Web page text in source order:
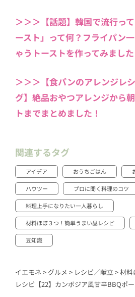
＞＞＞【話題】韓国で流行っ
ースト」って何？フライパン
ゃうトーストを作ってみました
＞＞＞【食パンのアレンジレ
グ】絶品おやつアレンジから
トまでまとめました！
関連するタグ
アイデア おうちごはん
ハウツー プロに聞く料理のコツ
料理上手になりたい一人暮らし
材料ほぼ３つ！簡単うまい昼レシピ
豆知識
イエモネ > グルメ > レシピ／献立>材料
レシピ【22】カンボジア風甘辛BBQポ